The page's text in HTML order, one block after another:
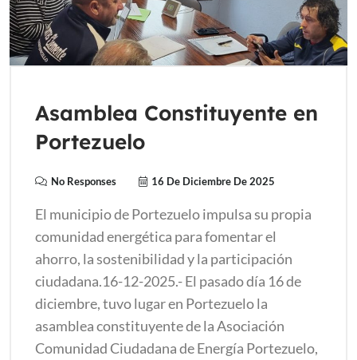
Asamblea Constituyente en
Portezuelo
No Responses 16 De Diciembre De 2025
El municipio de Portezuelo impulsa su propia
comunidad energética para fomentar el
ahorro, la sostenibilidad y la participación
ciudadana.16-12-2025.- El pasado día 16 de
diciembre, tuvo lugar en Portezuelo la
asamblea constituyente de la Asociación
Comunidad Ciudadana de Energía Portezuelo,